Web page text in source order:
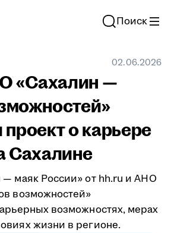
Поиск
02.06.2026
«Сахалин —
о карьере
Сахалине
— маяк России» от hh.ru и АНО
возможностей»
возможностях, мерах
жизни в регионе.